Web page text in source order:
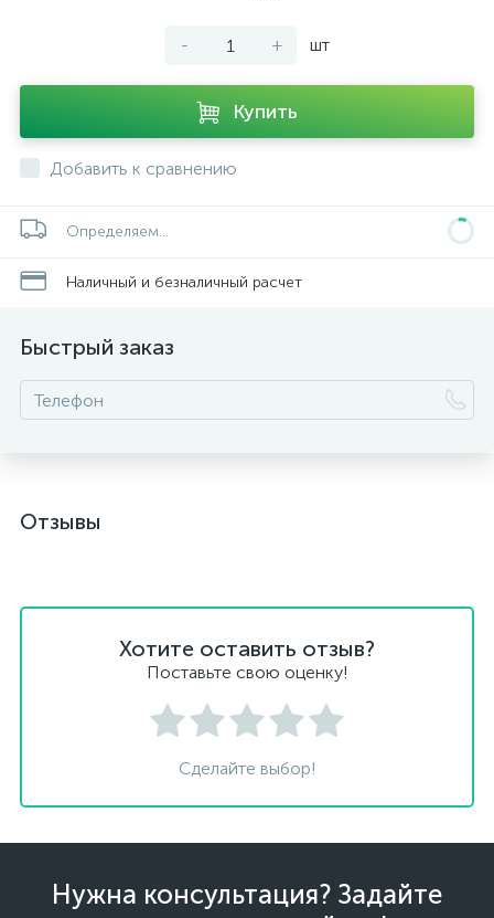
- + шт
Купить
Добавить к сравнению
Определяем...
Наличный и безналичный расчет
Быстрый заказ
Отзывы
Хотите оставить отзыв?
Поставьте свою оценку!
Сделайте выбор!
Нужна консультация? Задайте